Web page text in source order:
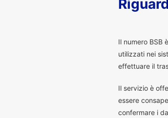
Il numero BSB
utilizzati nei
effettuare il
Il servizio è
essere
confermare i